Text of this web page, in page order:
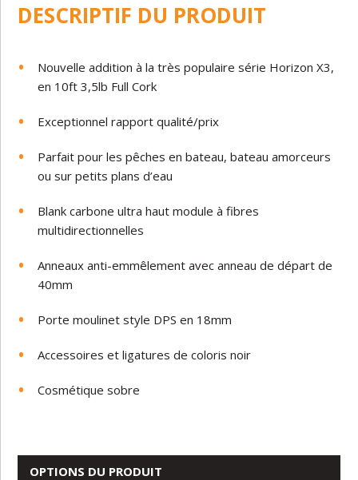
DESCRIPTIF DU PRODUIT
Nouvelle addition à la très populaire série Horizon X3,
en 10ft 3,5lb Full Cork
Exceptionnel rapport qualité/prix
Parfait pour les pêches en bateau, bateau amorceurs
ou sur petits plans d’eau
Blank carbone ultra haut module à fibres
multidirectionnelles
Anneaux anti-emmêlement avec anneau de départ de
40mm
Porte moulinet style DPS en 18mm
Accessoires et ligatures de coloris noir
Cosmétique sobre
OPTIONS DU PRODUIT